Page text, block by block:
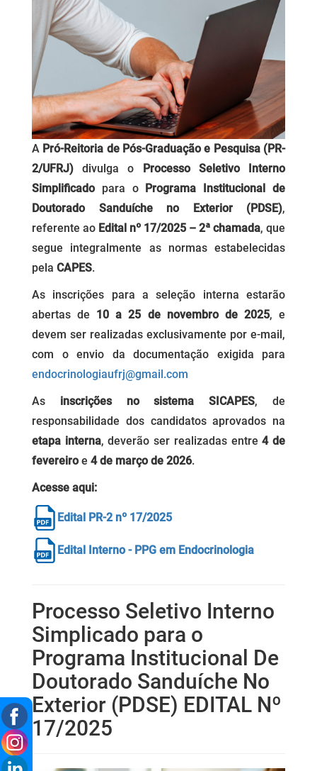
A Pró-Reitoria de Pós-Graduação e Pesquisa (PR-
2/UFRJ) divulga o
Processo Seletivo Interno
Simplificado para o
Programa Institucional de
Doutorado Sanduíche no Exterior (PDSE),
referente ao Edital nº 17/2025 – 2ª chamada, que
segue integralmente as normas estabelecidas
pela CAPES.
As inscrições para a seleção interna estarão
abertas de 10 a 25 de novembro de 2025, e
devem ser realizadas exclusivamente por e-mail,
com o envio da documentação exigida para
endocrinologiaufrj@gmail.com
As inscrições no sistema SICAPES, de
responsabilidade dos candidatos aprovados na
etapa interna, deverão ser realizadas entre4 de
fevereiro e 4 de março de 2026.
Acesse aqui:
Edital PR-2 nº 17/2025
Edital Interno - PPG em Endocrinologia
Processo Seletivo Interno
Simplicado para o
Programa Institucional De
Doutorado Sanduíche No
Exterior (PDSE) EDITAL Nº
17/2025